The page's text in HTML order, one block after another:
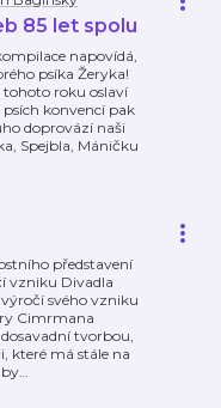
85 let spolu
napovídá,
psíka Žeryka!
roku oslaví
psích konvencí pak
doprovází naši
Spejbla, Máničku
představení
vzniku Divadla
svého vzniku
Cimrmana
tvorbou,
které má stále na
…